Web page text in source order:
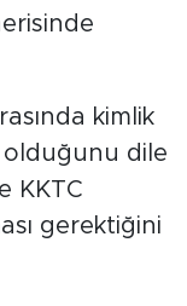
kimlik
olduğunu dile
KKTC
gerektiğini